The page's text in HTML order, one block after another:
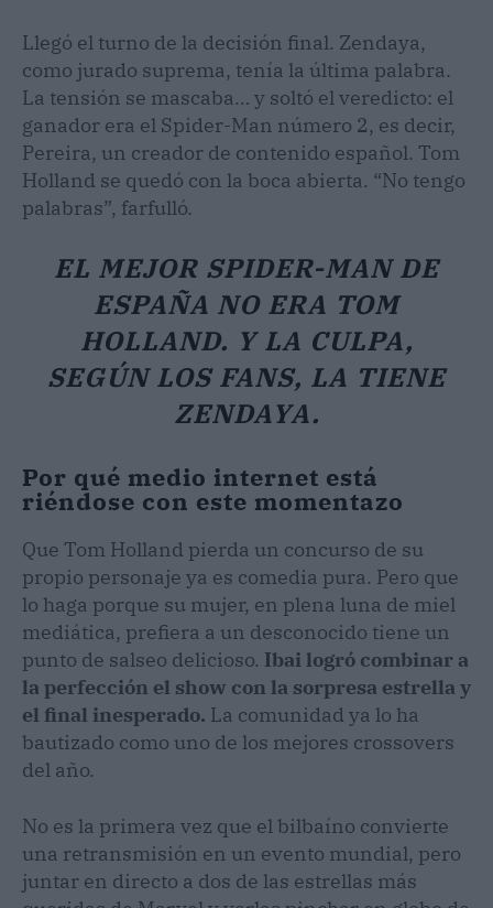
Llegó el turno de la decisión final. Zendaya,
como jurado suprema, tenía la última palabra.
La tensión se mascaba… y soltó el veredicto: el
ganador era el Spider-Man número 2, es decir,
Pereira, un creador de contenido español. Tom
Holland se quedó con la boca abierta. “No tengo
palabras”, farfulló.
EL MEJOR SPIDER-MAN DE
ESPAÑA NO ERA TOM
HOLLAND. Y LA CULPA,
SEGÚN LOS FANS, LA TIENE
ZENDAYA.
Por qué medio internet está
riéndose con este momentazo
Que Tom Holland pierda un concurso de su
propio personaje ya es comedia pura. Pero que
lo haga porque su mujer, en plena luna de miel
mediática, prefiera a un desconocido tiene un
punto de salseo delicioso. Ibai logró combinar a
la perfección el show con la sorpresa estrella y
el final inesperado. La comunidad ya lo ha
bautizado como uno de los mejores crossovers
del año.
No es la primera vez que el bilbaíno convierte
una retransmisión en un evento mundial, pero
juntar en directo a dos de las estrellas más